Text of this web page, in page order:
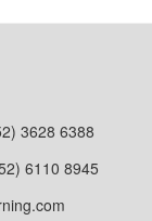
3628 6388
6110 8945